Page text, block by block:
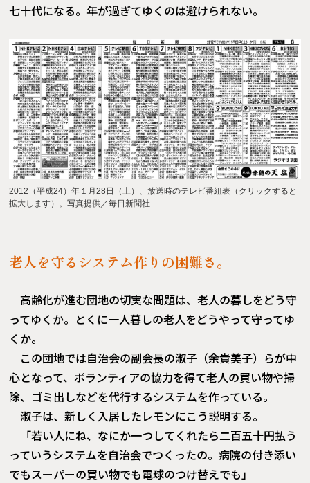
七十代になる。年が過ぎてゆくのは避けられない。
2012（平成24）年１月28日（土）、放送時のテレビ番組表（クリックすると
拡大します）。写真提供／毎日新聞社
老人を守るシステム作りの困難さ。
高齢化が進む団地の切実な問題は、老人の暮しをどう守
ってゆくか。とくに一人暮しの老人をどうやって守ってゆ
くか。
この団地では自治会の副会長の淑子（余貴美子）らが中
心となって、ボランティアの協力を得て老人の買い物や掃
除、ゴミ出しなどを代行するシステムを作っている。
淑子は、新しく入居したレモンにこう説明する。
「若い人にね、なにか一つしてくれたら二百五十円払う
っていうシステムを自治会でつくったの。病院の付き添い
でもスーパーの買い物でも電球のつけ替えでも」